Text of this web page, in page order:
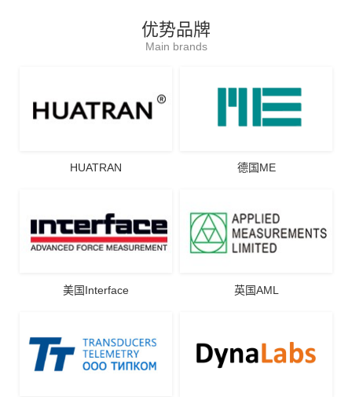
优势品牌
Main brands
HUATRAN 德国ME
美国Interface 英国AML